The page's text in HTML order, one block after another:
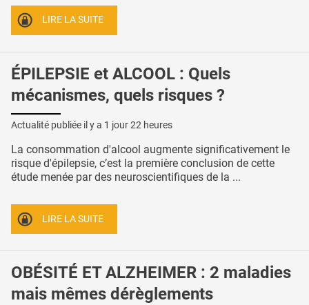
LIRE LA SUITE
ÉPILEPSIE et ALCOOL : Quels
mécanismes, quels risques ?
Actualité publiée il y a 1 jour 22 heures
La consommation d'alcool augmente significativement le
risque d'épilepsie, c’est la première conclusion de cette
étude menée par des neuroscientifiques de la ...
LIRE LA SUITE
OBÉSITÉ ET ALZHEIMER : 2 maladies
mais mêmes dérèglements